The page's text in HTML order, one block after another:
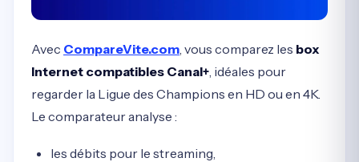
Avec CompareVite.com , vous comparez les box
Internet compatibles Canal+ , idéales pour
regarder la Ligue des Champions en HD ou en 4K.
Le comparateur analyse :
les débits pour le streaming,